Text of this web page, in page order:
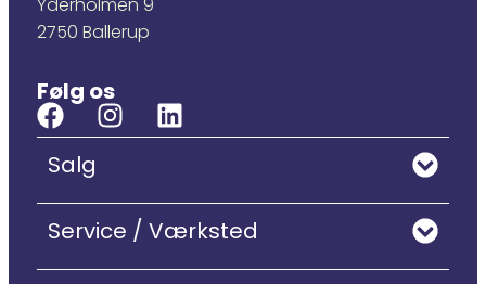
2750 Ballerup
Følg os
Salg
Service / Værksted